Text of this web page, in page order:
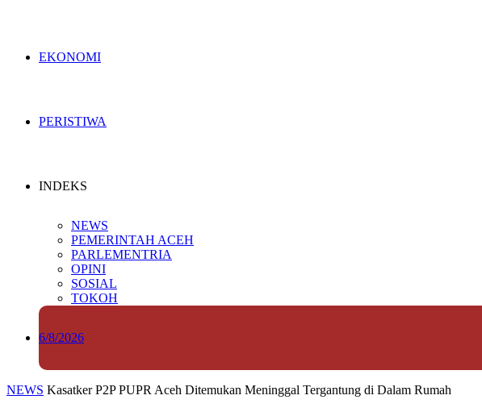
EKONOMI
PERISTIWA
INDEKS
NEWS
PEMERINTAH ACEH
PARLEMENTRIA
OPINI
SOSIAL
TOKOH
6/8/2026
NEWS Kasatker P2P PUPR Aceh Ditemukan Meninggal Tergantung di Dalam Rumah